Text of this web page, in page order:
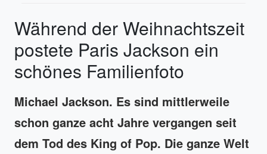
Während der Weihnachtszeit
postete Paris Jackson ein
schönes Familienfoto
Michael Jackson. Es sind mittlerweile
schon ganze acht Jahre vergangen seit
dem Tod des King of Pop. Die ganze Welt